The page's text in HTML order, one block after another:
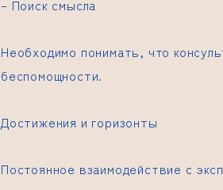
– Поиск смысла
Необходимо понимать, что
беспомощности.
Достижения и горизонты
Постоянное взаимодействие с